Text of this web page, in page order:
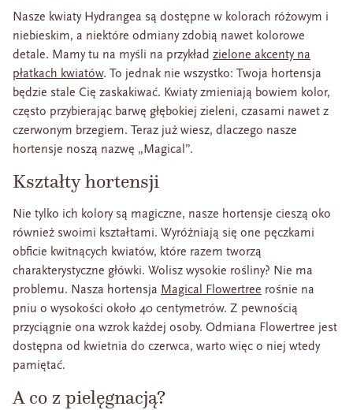
Nasze kwiaty Hydrangea są dostępne w kolorach różowym i
niebieskim, a niektóre odmiany zdobią nawet kolorowe
detale. Mamy tu na myśli na przykład zielone akcenty na
płatkach kwiatów. To jednak nie wszystko: Twoja hortensja
będzie stale Cię zaskakiwać. Kwiaty zmieniają bowiem kolor,
często przybierając barwę głębokiej zieleni, czasami nawet z
czerwonym brzegiem. Teraz już wiesz, dlaczego nasze
hortensje noszą nazwę „Magical”.
Kształty hortensji
Nie tylko ich kolory są magiczne, nasze hortensje cieszą oko
również swoimi kształtami. Wyróżniają się one pęczkami
obficie kwitnących kwiatów, które razem tworzą
charakterystyczne główki. Wolisz wysokie rośliny? Nie ma
problemu. Nasza hortensja Magical Flowertree rośnie na
pniu o wysokości około 40 centymetrów. Z pewnością
przyciągnie ona wzrok każdej osoby. Odmiana Flowertree jest
dostępna od kwietnia do czerwca, warto więc o niej wtedy
pamiętać.
A co z pielęgnacją?